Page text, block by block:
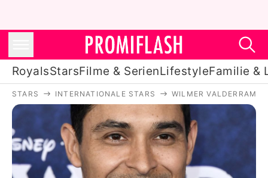
RoyalsStarsFilme & SerienLifestyleFamilie &
Royals
Stars
Filme & Serien
STARS INTERNATIONALE STARS WILMER VALDERRAMA